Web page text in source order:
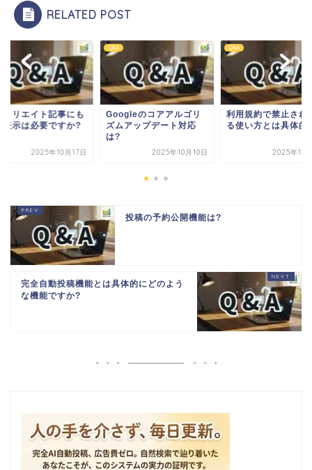
RELATED POST
ィリエイト記事にも
表示は必要ですか?
2025年10月17日
Q&A
Googleのコアアルゴリ
ズムアップデート対応
は?
2025年10月10日
Q&A
利用規約で禁止され
る使い方とは具体的
2025年10
投稿の予約公開機能は?
完全自動投稿機能とは具体的にどのよう
な機能ですか?